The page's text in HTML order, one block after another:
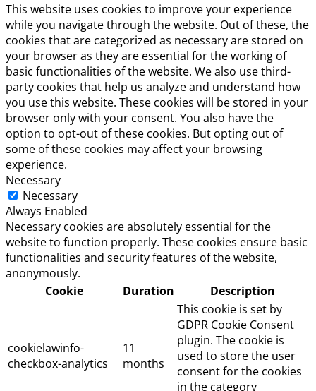
This website uses cookies to improve your experience
while you navigate through the website. Out of these, the
cookies that are categorized as necessary are stored on
your browser as they are essential for the working of
basic functionalities of the website. We also use third-
party cookies that help us analyze and understand how
you use this website. These cookies will be stored in your
browser only with your consent. You also have the
option to opt-out of these cookies. But opting out of
some of these cookies may affect your browsing
experience.
Necessary
Necessary
Always Enabled
Necessary cookies are absolutely essential for the
website to function properly. These cookies ensure basic
functionalities and security features of the website,
anonymously.
Cookie
Duration Description
cookielawinfo-
checkbox-analytics
11
months
This cookie is set by
GDPR Cookie Consent
plugin. The cookie is
used to store the user
consent for the cookies
in the category